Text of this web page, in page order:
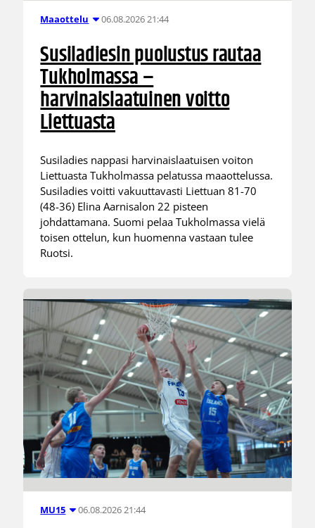
Maaottelu 06.08.2026 21:44
Susiladiesin puolustus rautaa
Tukholmassa –
harvinaislaatuinen voitto
Liettuasta
Susiladies nappasi harvinaislaatuisen voiton
Liettuasta Tukholmassa pelatussa maaottelussa.
Susiladies voitti vakuuttavasti Liettuan 81-70
(48-36) Elina Aarnisalon 22 pisteen
johdattamana. Suomi pelaa Tukholmassa vielä
toisen ottelun, kun huomenna vastaan tulee
Ruotsi.
MU15 06.08.2026 21:44